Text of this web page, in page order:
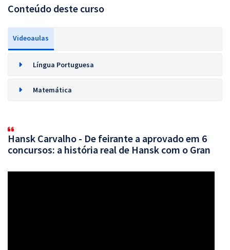
Conteúdo deste curso
Videoaulas
Língua Portuguesa
Matemática
Hansk Carvalho - De feirante a aprovado em 6
concursos: a história real de Hansk com o Gran